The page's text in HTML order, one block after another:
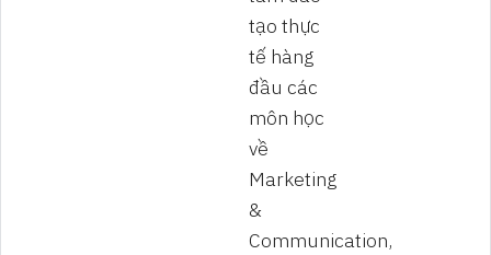
tạo thực
tế hàng
đầu các
môn học
về
Marketing
&
Communication,